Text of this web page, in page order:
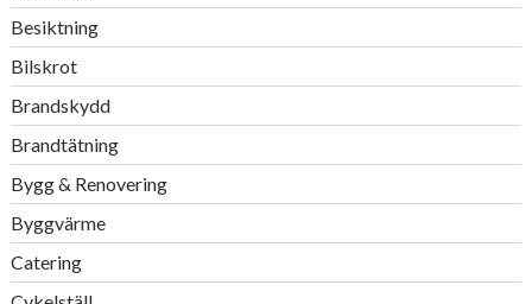
Besiktning
Bilskrot
Brandskydd
Brandtätning
Bygg & Renovering
Byggvärme
Catering